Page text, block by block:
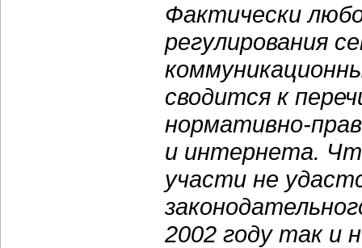
Фактически
регулирования
сводится к
нормативно-
и интернета.
участи не
2002 году так и